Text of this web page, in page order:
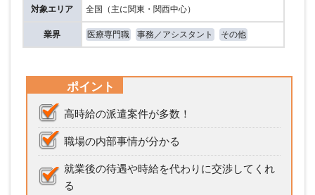
対象エリア 全国（主に関東・関西中心）
業界 医療専門職 事務／アシスタント その他
ポイント
高時給の派遣案件が多数！
職場の内部事情が分かる
就業後の待遇や時給を代わりに交渉してくれ
る